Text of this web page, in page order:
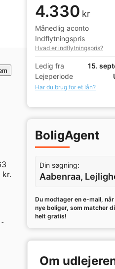
4.330 kr
Månedlig aconto
Indflytningspris
Hvad er indflytningspris?
Ledig fra
15.
Lejeperiode
Har du brug for et lån?
BoligAgent
Din søgning:
Aabenraa,
Du modtager en e-mail,
nye boliger, som matcher
helt gratis!
Om